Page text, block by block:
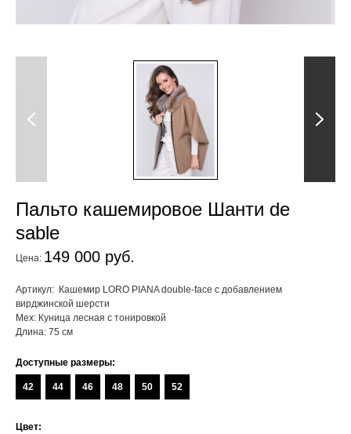
Previous Next
Пальто кашемировое Шанти de
sable
Цена: 149 000 руб.
Артикул: Кашемир LORO PIANA double-face с добавлением
вирджинской шерсти
Мех: Куница лесная с тонировкой
Длина: 75 см
Доступные размеры:
42 44 46 48 50 52
Цвет: